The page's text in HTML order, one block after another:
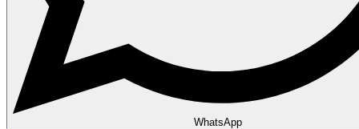
WhatsApp